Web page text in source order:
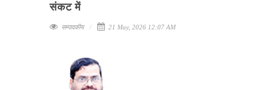
संकट में
सम्पादकीय 21 May, 2026 12:07 AM